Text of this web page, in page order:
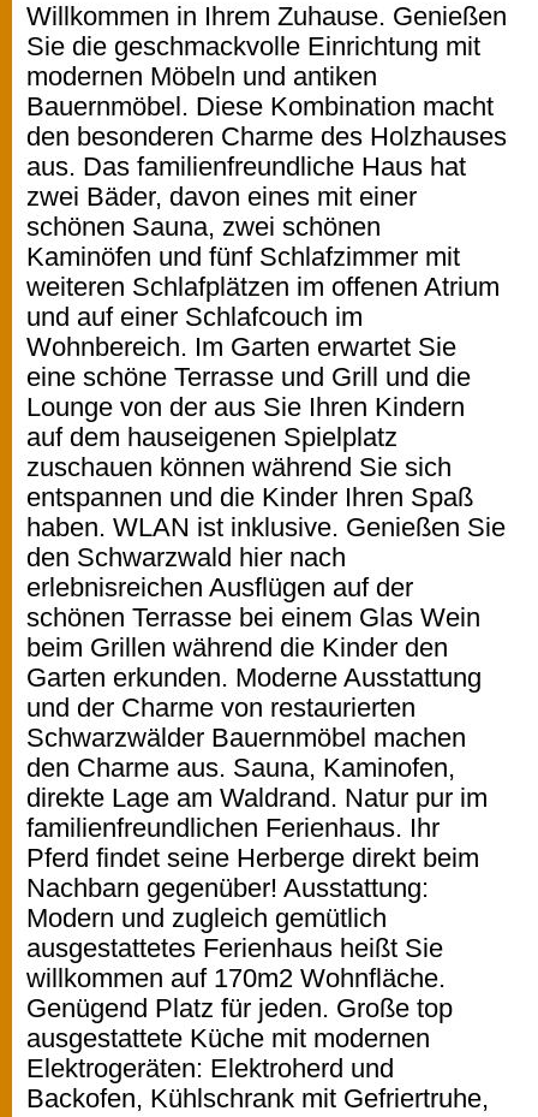
Willkommen in Ihrem Zuhause. Genießen
Sie die geschmackvolle Einrichtung mit
modernen Möbeln und antiken
Bauernmöbel. Diese Kombination macht
den besonderen Charme des Holzhauses
aus. Das familienfreundliche Haus hat
zwei Bäder, davon eines mit einer
schönen Sauna, zwei schönen
Kaminöfen und fünf Schlafzimmer mit
weiteren Schlafplätzen im offenen Atrium
und auf einer Schlafcouch im
Wohnbereich. Im Garten erwartet Sie
eine schöne Terrasse und Grill und die
Lounge von der aus Sie Ihren Kindern
auf dem hauseigenen Spielplatz
zuschauen können während Sie sich
entspannen und die Kinder Ihren Spaß
haben. WLAN ist inklusive. Genießen Sie
den Schwarzwald hier nach
erlebnisreichen Ausflügen auf der
schönen Terrasse bei einem Glas Wein
beim Grillen während die Kinder den
Garten erkunden. Moderne Ausstattung
und der Charme von restaurierten
Schwarzwälder Bauernmöbel machen
den Charme aus. Sauna, Kaminofen,
direkte Lage am Waldrand. Natur pur im
familienfreundlichen Ferienhaus. Ihr
Pferd findet seine Herberge direkt beim
Nachbarn gegenüber! Ausstattung:
Modern und zugleich gemütlich
ausgestattetes Ferienhaus heißt Sie
willkommen auf 170m2 Wohnfläche.
Genügend Platz für jeden. Große top
ausgestattete Küche mit modernen
Elektrogeräten: Elektroherd und
Backofen, Kühlschrank mit Gefriertruhe,